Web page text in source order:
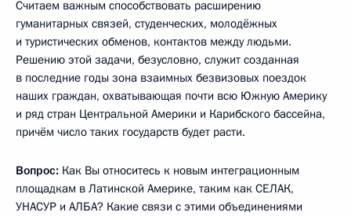
Считаем важным способствовать расширению
гуманитарных связей, студенческих, молодёжных
и туристических обменов, контактов между людьми.
Решению этой задачи, безусловно, служит созданная
в последние годы зона взаимных безвизовых поездок
наших граждан, охватывающая почти всю Южную Америку
и ряд стран Центральной Америки и Карибского бассейна,
причём число таких государств будет расти.
Вопрос: Как Вы относитесь к новым интеграционным
площадкам в Латинской Америке, таким как СЕЛАК,
УНАСУР и АЛБА? Какие связи с этими объединениями